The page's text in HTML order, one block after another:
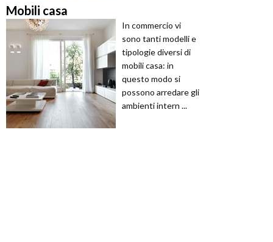
Mobili casa
In commercio vi
sono tanti modelli e
tipologie diversi di
mobili casa: in
questo modo si
possono arredare gli
ambienti intern ...